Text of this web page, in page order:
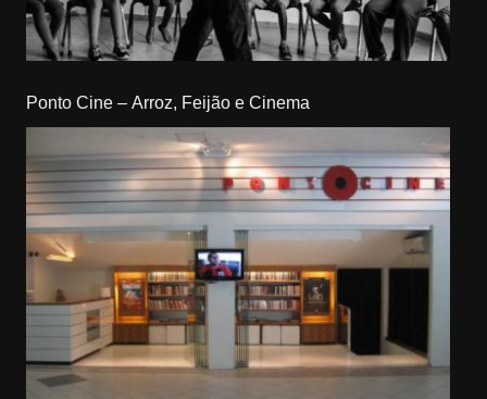
Ponto Cine – Arroz, Feijão e Cinema